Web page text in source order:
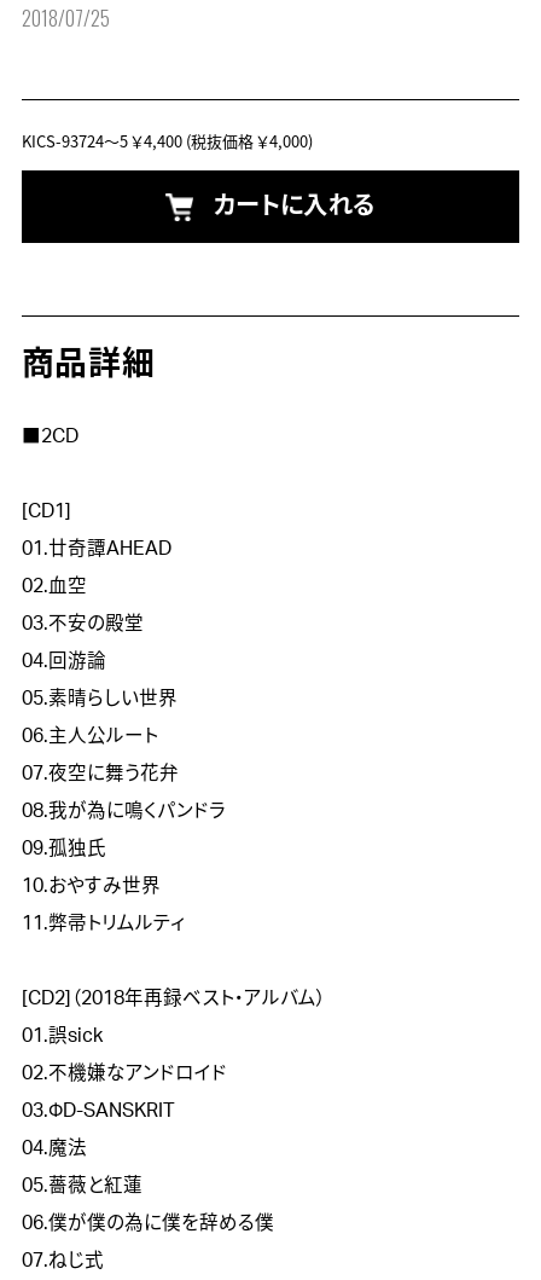
2018/07/25
KICS-93724～5￥4,400(税抜価格 ￥4,000)
カートに入れる
商品詳細
■2CD
[CD1]
01.廿奇譚AHEAD
02.血空
03.不安の殿堂
04.回游論
05.素晴らしい世界
06.主人公ルート
07.夜空に舞う花弁
08.我が為に鳴くパンドラ
09.孤独氏
10.おやすみ世界
11.弊帚トリムルティ
[CD2]（2018年再録ベスト・アルバム）
01.誤sick
02.不機嫌なアンドロイド
03.ΦD-SANSKRIT
04.魔法
05.薔薇と紅蓮
06.僕が僕の為に僕を辞める僕
07.ねじ式